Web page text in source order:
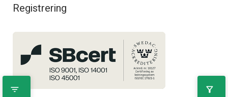
filter_list filter_alt
Registrering